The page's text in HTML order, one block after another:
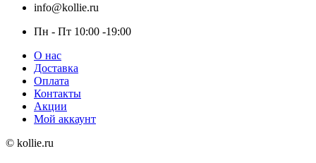
info@kollie.ru
Пн - Пт 10:00 -19:00
О нас
Доставка
Оплата
Контакты
Акции
Мой аккаунт
© kollie.ru